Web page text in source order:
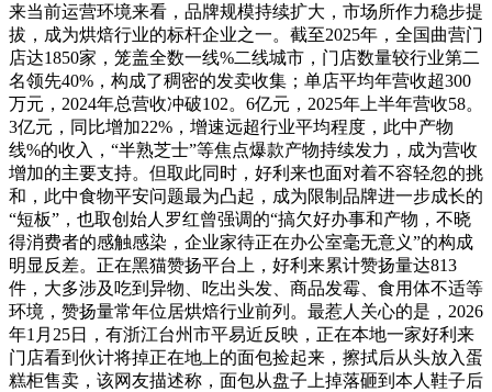
来当前运营环境来看，品牌规模持续扩大，市场所作力稳步提
拔，成为烘焙行业的标杆企业之一。截至2025年，全国曲营门
店达1850家，笼盖全数一线%二线城市，门店数量较行业第二
名领先40%，构成了稠密的发卖收集；单店平均年营收超300
万元，2024年总营收冲破102。6亿元，2025年上半年营收58。
3亿元，同比增加22%，增速远超行业平均程度，此中产物
线%的收入，“半熟芝士”等焦点爆款产物持续发力，成为营收
增加的主要支持。但取此同时，好利来也面对着不容轻忽的挑
和，此中食物平安问题最为凸起，成为限制品牌进一步成长的
“短板”，也取创始人罗红曾强调的“搞欠好办事和产物，不晓
得消费者的感触感染，企业家待正在办公室毫无意义”的构成
明显反差。正在黑猫赞扬平台上，好利来累计赞扬量达813
件，大多涉及吃到异物、吃出头发、商品发霉、食用体不适等
环境，赞扬量常年位居烘焙行业前列。最惹人关心的是，2026
年1月25日，有浙江台州市平易近反映，正在本地一家好利来
门店看到伙计将掉正在地上的面包捡起来，擦拭后从头放入蛋
糕柜售卖，该网友描述称，面包从盘子上掉落砸到本人鞋子后